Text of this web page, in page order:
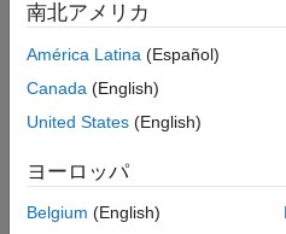
係数ベクトルを復元するためのモデルの
はめ
代替方法: 実数部と虚数部の分割
参考
複素数データを使用する場合に
に設定しないでください。ソ
lsqcurvefitまたは
ムを使用しないでください。
ん。コード生成では、複素数デ
データ モデル
南北アメリカ
América Latina (Español)
Canada (English)
United States (English)
ヨーロッパ
Belgium (English)